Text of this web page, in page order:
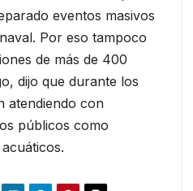
eventos masivos
Por eso tampoco
de más de 400
dijo que durante los
atendiendo con
públicos como